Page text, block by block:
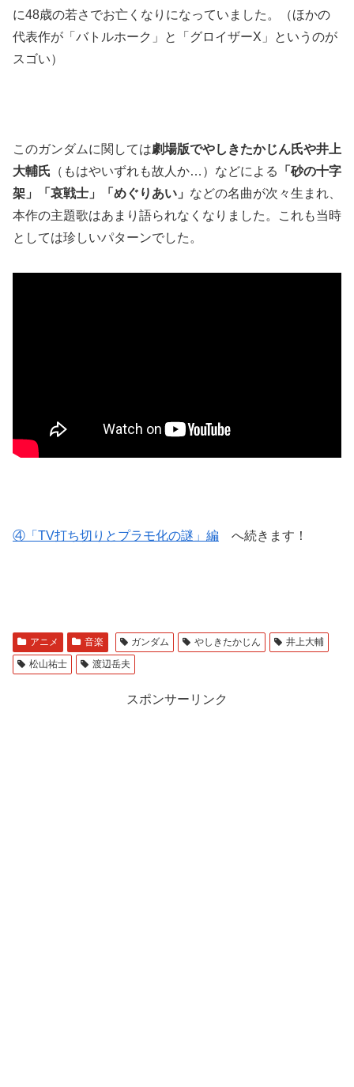
に48歳の若さでお亡くなりになっていました。（ほかの
代表作が「バトルホーク」と「グロイザーX」というのが
スゴい）
このガンダムに関しては劇場版でやしきたかじん氏や井上
大輔氏 （もはやいずれも故人か…）などによる
「砂の十字
架」「哀戦士」「めぐりあい」 などの名曲が次々生まれ、
本作の主題歌はあまり語られなくなりました。これも当時
としては珍しいパターンでした。
④「TV打ち切りとプラモ化の謎」編 へ続きます！
アニメ 音楽 ガンダム やしきたかじん
井上大輔
松山祐士
渡辺岳夫
スポンサーリンク